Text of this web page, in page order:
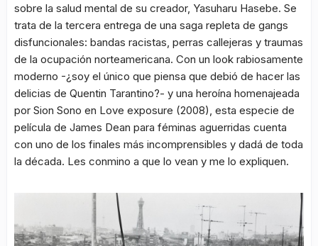
sobre la salud mental de su creador, Yasuharu Hasebe. Se
trata de la tercera entrega de una saga repleta de gangs
disfuncionales: bandas racistas, perras callejeras y traumas
de la ocupación norteamericana. Con un look rabiosamente
moderno -¿soy el único que piensa que debió de hacer las
delicias de Quentin Tarantino?- y una heroína homenajeada
por Sion Sono en Love exposure (2008), esta especie de
película de James Dean para féminas aguerridas cuenta
con uno de los finales más incomprensibles y dadá de toda
la década. Les conmino a que lo vean y me lo expliquen.